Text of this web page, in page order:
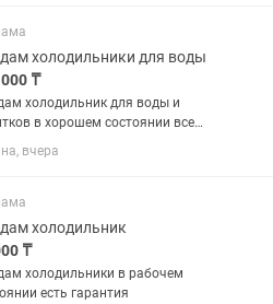
холодильники для воды
₸
холодильник для воды и
в хорошем состоянии все
без дефектов
вчера
холодильник
₸
холодильники в рабочем
есть гарантия